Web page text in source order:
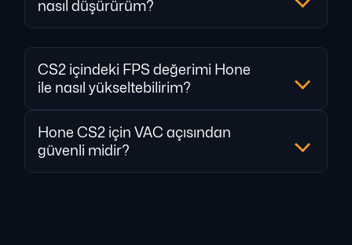
nasıl düşürürüm?
CS2 içindeki FPS değerimi Hone
ile nasıl yükseltebilirim?
Hone CS2 için VAC açısından
güvenli midir?